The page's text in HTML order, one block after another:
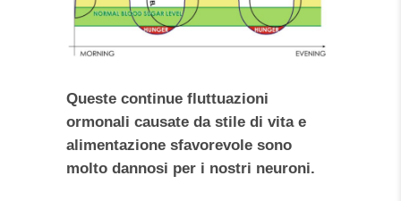
Queste continue fluttuazioni
ormonali causate da stile di vita e
alimentazione sfavorevole sono
molto dannosi per i nostri neuroni.